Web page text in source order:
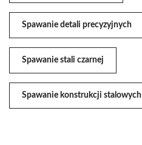
Spawanie detali precyzyjnych
Spawanie stali czarnej
Spawanie konstrukcji stalowych